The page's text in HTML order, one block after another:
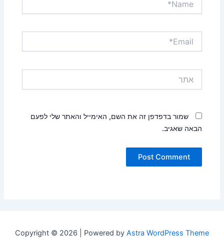
שמור בדפדפן זה את השם, האימייל והאתר שלי לפעם
הבאה שאגיב.
Copyright © 2026 | Powered by Astra WordPress Theme